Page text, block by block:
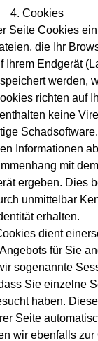
4. Cookies
Seite Cookies
die Ihr
Ihrem Endgerät
werden,
richten auf
keine
Schadsoftware.
Informationen
mit
ergeben. Dies
unmittelbar
erhalten.
dient
für Sie
sogenannte
Sie einzelne
haben.
Seite
wir ebenfalls zur